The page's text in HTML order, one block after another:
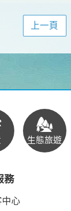
上一頁
生態旅遊
務
心